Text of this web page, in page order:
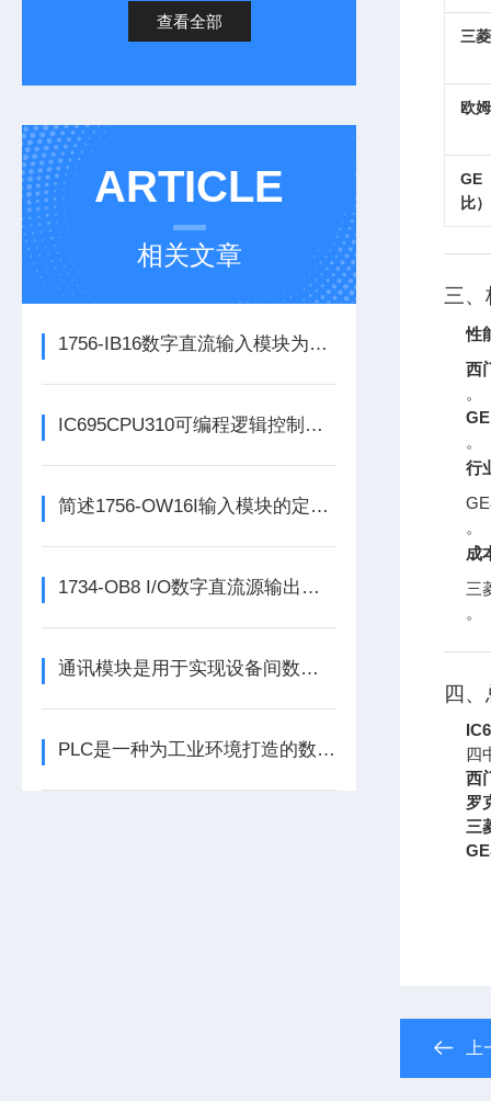
查看全部
ARTICLE
相关文章
1756-IB16数字直流输入模块为整个自动化系统提供精准的数据支撑
IC695CPU310可编程逻辑控制器在各行业中具体应用分享
简述1756-OW16I输入模块的定期维护保养建议
1734-OB8 I/O数字直流源输出模块的正确安装步骤分享
通讯模块是用于实现设备间数据传输与通信的集成化硬件组件
PLC是一种为工业环境打造的数字运算电子装置
三菱
欧
比）
三、
性
西
。
。
行
。
成
三
。
四
四
西
罗
三
GE